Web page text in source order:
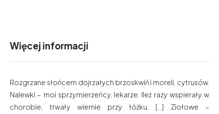
Więcej informacji
Rozgrzane słońcem dojrzałych brzoskwiń i moreli, cytrusów.
Nalewki – moi sprzymierzeńcy, lekarze. Ileż razy wspierały w
chorobie, trwały wiernie przy łóżku. [...] Ziołowe –